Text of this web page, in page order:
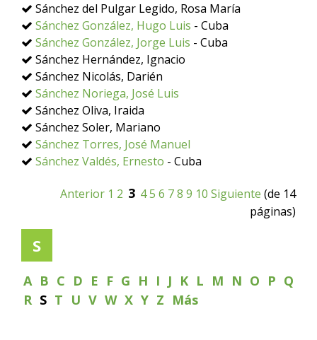
Sánchez del Pulgar Legido, Rosa María
Sánchez González, Hugo Luis - Cuba
Sánchez González, Jorge Luis - Cuba
Sánchez Hernández, Ignacio
Sánchez Nicolás, Darién
Sánchez Noriega, José Luis
Sánchez Oliva, Iraida
Sánchez Soler, Mariano
Sánchez Torres, José Manuel
Sánchez Valdés, Ernesto - Cuba
Anterior 1 2 3 45 6 78 9 10 Siguiente (de 14
páginas)
S
A B C D E F G H I J K L M N O P Q
R S T U V W X Y Z Más